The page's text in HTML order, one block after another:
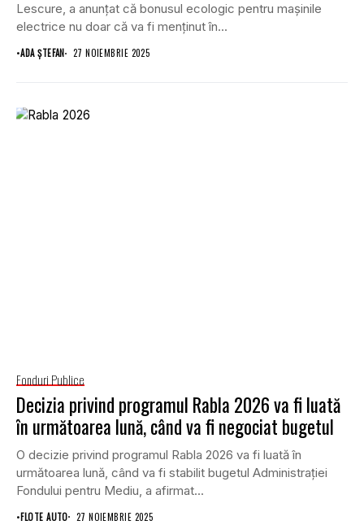
Lescure, a anunțat că bonusul ecologic pentru mașinile
electrice nu doar că va fi menținut în...
•ADA ȘTEFAN 27 NOIEMBRIE 2025
Fonduri Publice
Decizia privind programul Rabla 2026 va fi luată
în următoarea lună, când va fi negociat bugetul
O decizie privind programul Rabla 2026 va fi luată în
următoarea lună, când va fi stabilit bugetul Administraţiei
Fondului pentru Mediu, a afirmat...
•FLOTE AUTO 27 NOIEMBRIE 2025